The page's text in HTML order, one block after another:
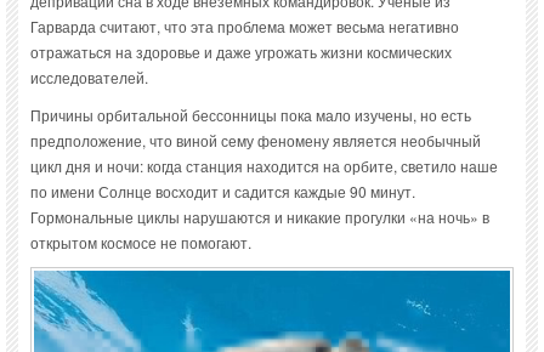
Гарварда считают, что эта проблема может весьма негативно
отражаться на здоровье и даже угрожать жизни космических
исследователей.
Причины орбитальной бессонницы пока мало изучены, но есть
предположение, что виной сему феномену является необычный
цикл дня и ночи: когда станция находится на орбите, светило наше
по имени Солнце восходит и садится каждые 90 минут.
Гормональные циклы нарушаются и никакие прогулки «на ночь» в
открытом космосе не помогают.